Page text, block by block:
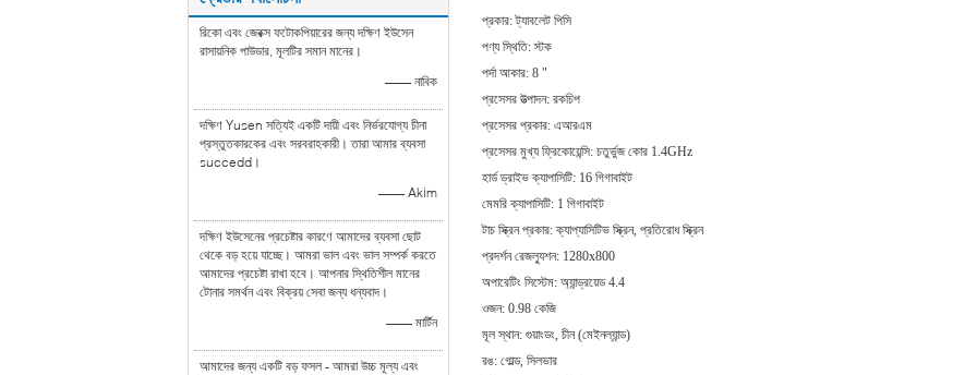
রিকো এবং জেরক্স ফটোকপিয়ারের জন্য দক্ষিণ ইউসেন
রাসায়নিক পাউডার, মূলটির সমান মানের।
—— নাবিক
দক্ষিণ Yusen সত্যিই একটি দায়ী এবং নির্ভরযোগ্য চীনা
প্রস্তুতকারকের এবং সরবরাহকারী। তারা আমার ব্যবসা
succedd।
—— Akim
দক্ষিণ ইউসেনের প্রচেষ্টার কারণে আমাদের ব্যবসা ছোট
থেকে বড় হয়ে যাচ্ছে। আমরা ভাল এবং ভাল সম্পর্ক করতে
আমাদের প্রচেষ্টা রাখা হবে। আপনার স্থিতিশীল মানের
টোনার সমর্থন এবং বিক্রয় সেবা জন্য ধন্যবাদ।
—— মার্টিন
আমাদের জন্য একটি বড় ফসল - আমরা উচ্চ মূল্য এবং
প্রকার: ট্যাবলেট পিসি
পণ্য স্থিতি: স্টক
পর্দা আকার: 8 "
প্রসেসর উত্পাদন: রকচিপ
প্রসেসর প্রকার: এআরএম
প্রসেসর মুখ্য ফ্রিকোয়েন্সি: চতুর্ভুজ কোর 1.4GHz
হার্ড ড্রাইভ ক্যাপাসিটি: 16 গিগাবাইট
মেমরি ক্যাপাসিটি: 1 গিগাবাইট
টাচ স্ক্রিন প্রকার: ক্যাপ্যাসিটিভ স্ক্রিন, প্রতিরোধ স্ক্রিন
প্রদর্শন রেজল্যুশন: 1280x800
অপারেটিং সিস্টেম: অ্যান্ড্রয়েড 4.4
ওজন: 0.98 কেজি
মূল স্থান: গুয়াংডং, চীন (মেইনল্যান্ড)
রঙ: গোল্ড, সিলভার